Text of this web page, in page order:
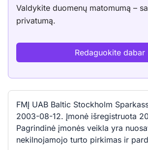
Valdykite duomenų matomumą –
privatumą.
Redaguokite dabar
FMĮ UAB Baltic Stockholm
2003-08-12. Įmonė išregistruota
Pagrindinė įmonės veikla yra
nekilnojamojo turto pirkimas ir